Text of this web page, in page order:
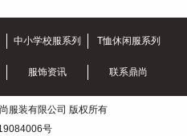
中小学校服系列 T恤休闲服系列
服饰资讯 联系鼎尚
服装有限公司 版权所有
号